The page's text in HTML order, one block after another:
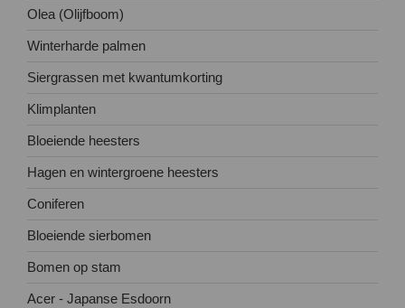
Olea (Olijfboom)
Winterharde palmen
Siergrassen met kwantumkorting
Klimplanten
Bloeiende heesters
Hagen en wintergroene heesters
Coniferen
Bloeiende sierbomen
Bomen op stam
Acer - Japanse Esdoorn